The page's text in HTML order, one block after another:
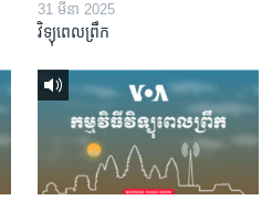
31 មីនា 2025
វិទ្យុពេលព្រឹក